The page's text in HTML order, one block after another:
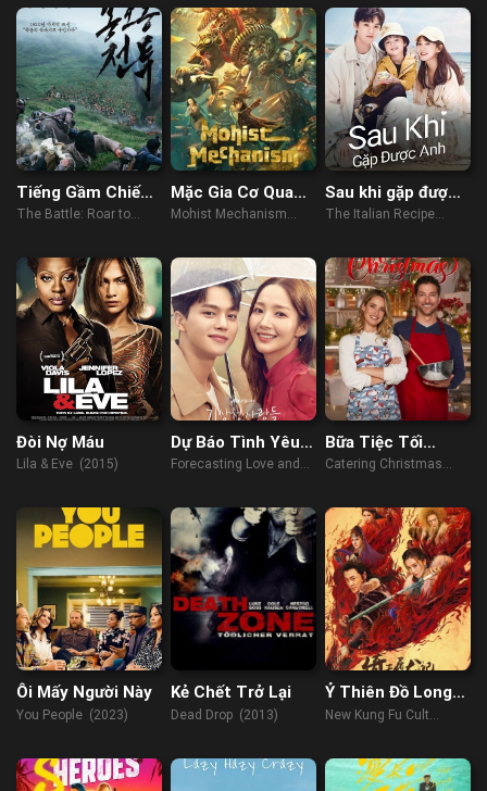
(2023)
Tiếng Gầm Chiến
Thắng
The Battle: Roar to
Mặc Gia Cơ Quan
Thuật
Mohist Mechanism
Sau khi gặp được
anh
The Italian Recipe
Đòi Nợ Máu
Lila & Eve (2015)
Dự Báo Tình Yêu
Và Thời Tiết
Forecasting Love and
Bữa Tiệc Tối
Giáng Sinh
Catering Christmas
Ôi Mấy Người Này
You People (2023)
Kẻ Chết Trở Lại
Dead Drop (2013)
Ỷ Thiên Đồ Long
Ký: Thánh Hỏa
New Kung Fu Cult